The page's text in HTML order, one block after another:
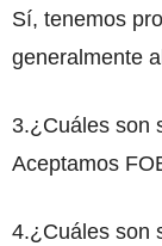
Sí, tenemos
generalmente
3.¿Cuáles son
Aceptamos
4.¿Cuáles son